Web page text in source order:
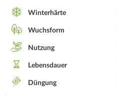
Winterhärte
Wuchsform
Nutzung
Lebensdauer
Düngung